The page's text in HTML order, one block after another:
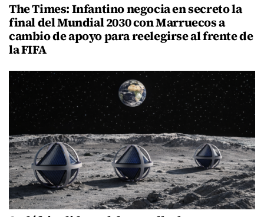
The Times: Infantino negocia en secreto la
final del Mundial 2030 con Marruecos a
cambio de apoyo para reelegirse al frente de
la FIFA